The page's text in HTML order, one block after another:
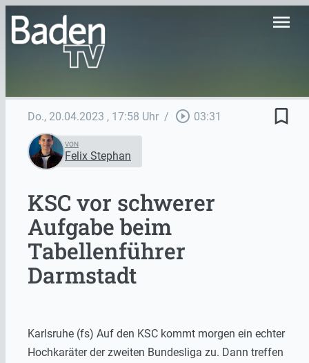
menu
Do., 20.04.2023 , 17:58 Uhr / play_circle_outline 03:31 bookmark_border
VON
Felix Stephan
KSC vor schwerer
Aufgabe beim
Tabellenführer
Darmstadt
Karlsruhe (fs) Auf den KSC kommt morgen ein echter
Hochkaräter der zweiten Bundesliga zu. Dann treffen